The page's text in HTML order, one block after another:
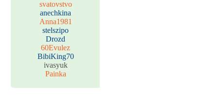
svatovstvo
anechkina
Anna1981
stelszipo
Drozd
60Evulez
BibiKing70
ivasyuk
Painka